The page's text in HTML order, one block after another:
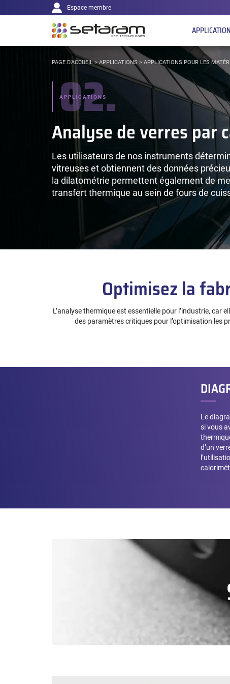
Aller au contenu
principale
Espace membre
VOUS
PAGE D'ACCUEIL>APPLICATIONS > APPLICATIONS POUR LES
02.
APPLICATIONS
Analyse de verres par
Les utilisateurs de nos instruments
vitreuses et obtiennent des données
la dilatométrie permettent également de
transfert thermique au sein de fours de
Optimisez la
L’analyse thermique est essentielle pour l’industrie,
des paramètres critiques pour l’optimisation les
Le
si vous
d’un
Panneau de gestion des cookies